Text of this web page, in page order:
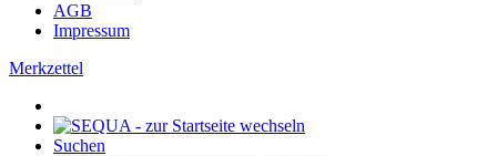
AGB
Impressum
Merkzettel
Suchen